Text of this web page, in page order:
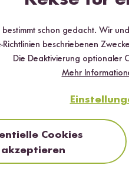
zur Veredelung von Sushi und mehr
bestimmt schon gedacht. Wir
Richtlinien beschriebenen
Die Deaktivierung optionaler
Mehr
Cookies
akzeptieren